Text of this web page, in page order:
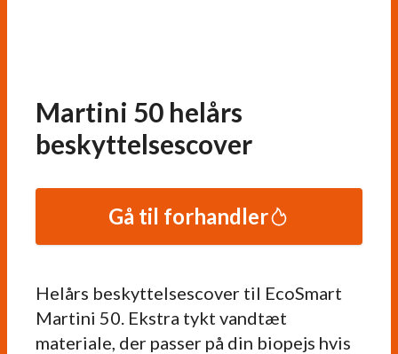
Martini 50 helårs
beskyttelsescover
Helårs beskyttelsescover til EcoSmart
Martini 50. Ekstra tykt vandtæt
materiale, der passer på din biopejs hvis
Gå til forhandler